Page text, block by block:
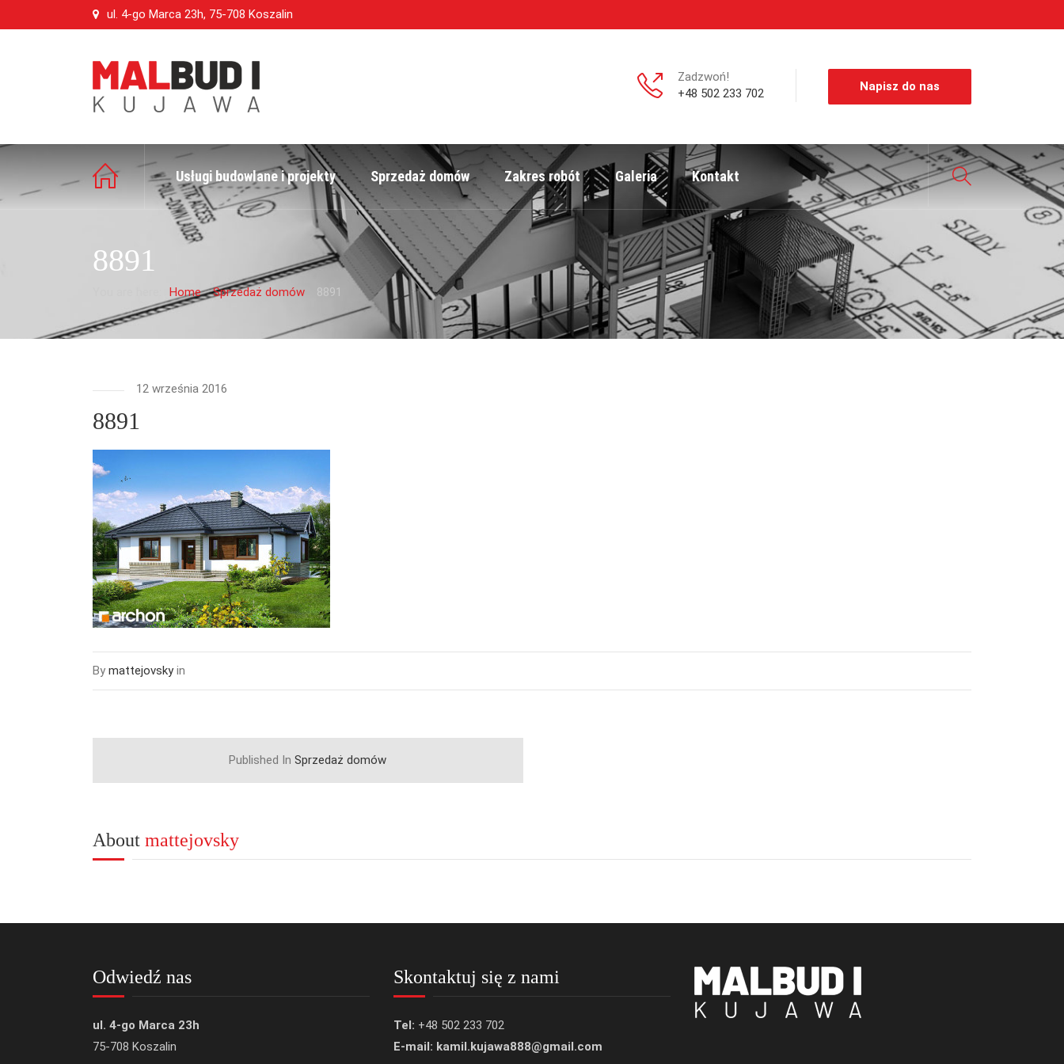
ul. 4-go Marca 23h, 75-708 Koszalin
Zadzwoń!
+48 502 233 702
Napisz do nas
Usługi budowlane i projekty Sprzedaż domów Zakres robót Galeria Kontakt
8891
Home Sprzedaż domów 8891
12 września 2016
8891
By mattejovsky in
Published In Sprzedaż domów
About mattejovsky
Odwiedź nas
ul. 4-go Marca 23h
75-708 Koszalin
Skontaktuj się z nami
Tel: +48 502 233 702
E-mail: kamil.kujawa888@gmail.com